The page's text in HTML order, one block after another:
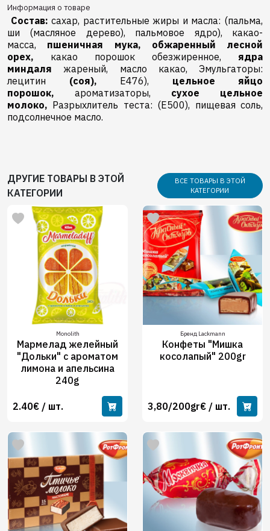
Информация о товаре
Состав: сахар, растительные жиры и масла: (пальма,
ши (масляное дерево), пальмовое ядро), какао-
масса, пшеничная мука, обжаренный лесной
орех, какао порошок обезжиренное, ядра
миндаляжареный, масло какао, Эмульгаторы:
лецитин (соя), E476), цельное яйцо
порошок, ароматизаторы, сухое цельное
молоко, Разрыхлитель теста: (E500), пищевая соль,
подсолнечное масло.
ДРУГИЕ ТОВАРЫ В ЭТОЙ
КАТЕГОРИИ
ВСЕ ТОВАРЫ В ЭТОЙ
КАТЕГОРИИ
Monolith
Мармелад желейный
"Дольки" с ароматом
лимона и апельсина
240g
2.40€ / шт.
Бренд Lackmann
Конфеты "Мишка
косолапый" 200gr
3,80/200gr€ / шт.